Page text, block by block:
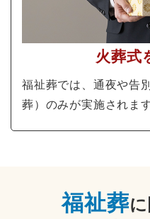
火葬式
福祉葬では、通夜や告
葬）のみが実施されます
福祉葬